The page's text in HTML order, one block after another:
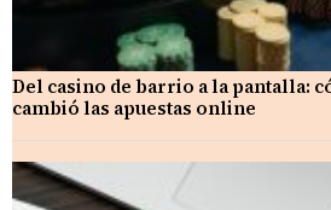
Del casino de barrio a la pantalla:
cambió las apuestas online